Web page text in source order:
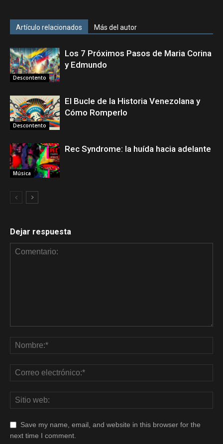
Artículo relacionados Más del autor
Descontento
Los 7 Próximos Pasos de Maria Corina
y Edmundo
Descontento
El Bucle de la Historia Venezolana y
Cómo Romperlo
Música
Rec Syndrome: la huída hacia adelante
Dejar respuesta
Save my name, email, and website in this browser for the
next time I comment.